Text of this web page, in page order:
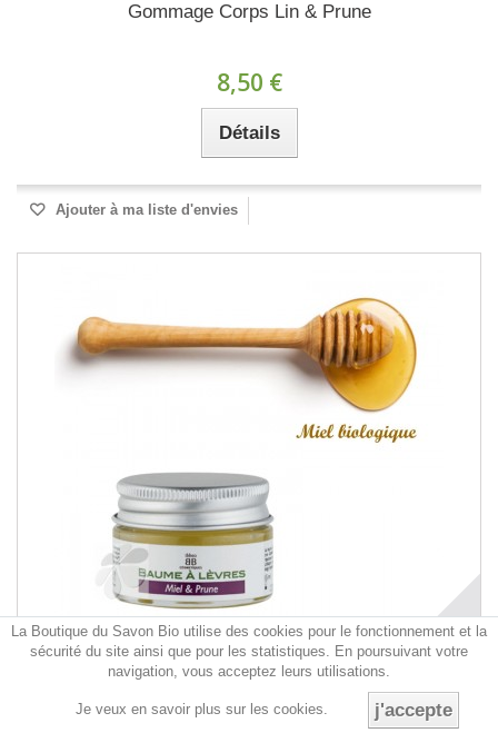
Gommage Corps Lin & Prune
8,50 €
Détails
Ajouter à ma liste d'envies
Baume à Lèvres Miel / Prune certifié bio...
La Boutique du Savon Bio utilise des cookies pour le fonctionnement et la
sécurité du site ainsi que pour les statistiques. En poursuivant votre
navigation, vous acceptez leurs utilisations.
Je veux en savoir plus sur les cookies. j'accepte